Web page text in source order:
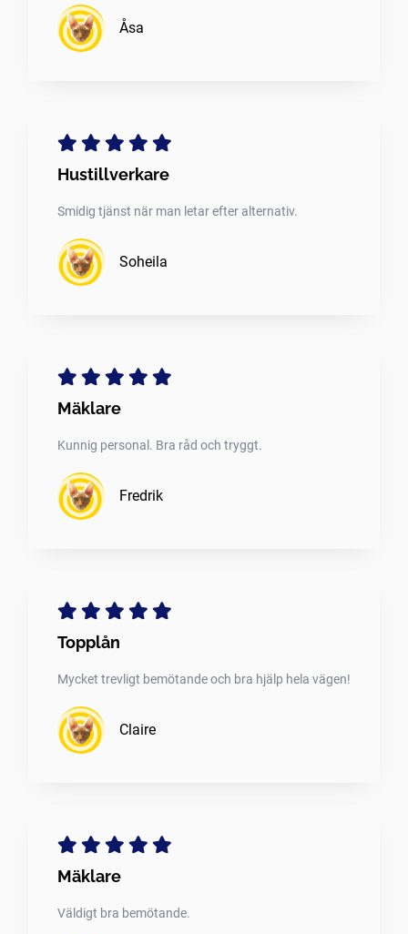
Åsa
Hustillverkare
Smidig tjänst när man letar efter alternativ.
Soheila
Mäklare
Kunnig personal. Bra råd och tryggt.
Fredrik
Topplån
Mycket trevligt bemötande och bra hjälp hela vägen!
Claire
Mäklare
Väldigt bra bemötande.